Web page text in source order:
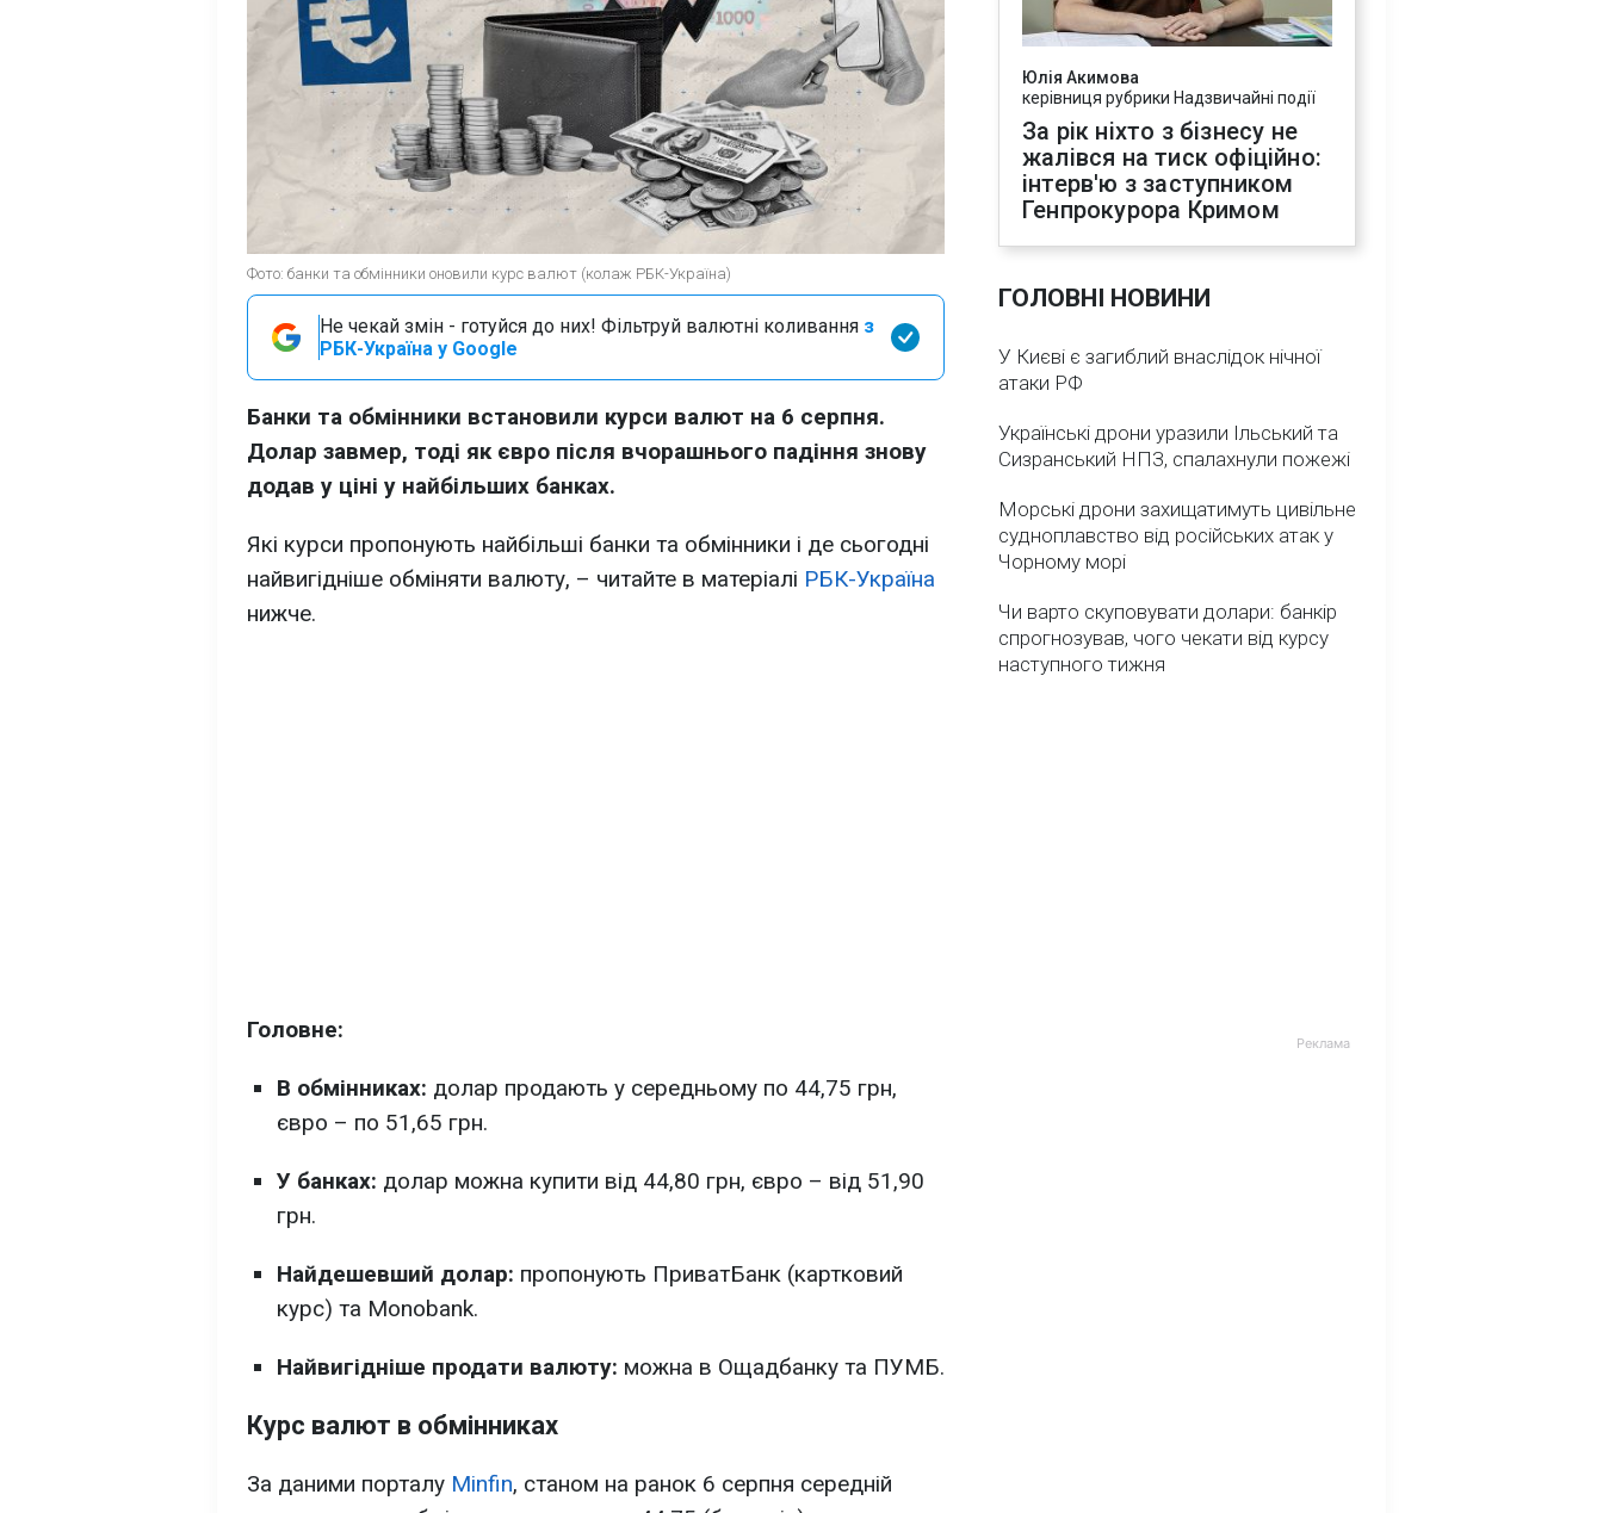
Фото: банки та обмінники оновили курс валют (колаж РБК-Україна)
Не чекай змін - готуйся до них! Фільтруй валютні коливання з
РБК-Україна у Google
Банки та обмінники встановили курси валют на 6 серпня.
Долар завмер, тоді як євро після вчорашнього падіння знову
додав у ціні у найбільших банках.
Які курси пропонують найбільші банки та обмінники і де сьогодні
найвигідніше обміняти валюту, – читайте в матеріалі РБК-Україна
нижче.
Головне:
В обмінниках: долар продають у середньому по 44,75 грн,
євро – по 51,65 грн.
У банках: долар можна купити від 44,80 грн, євро – від 51,90
грн.
Найдешевший долар: пропонують ПриватБанк (картковий
курс) та Monobank.
Найвигідніше продати валюту: можна в Ощадбанку та ПУМБ.
Курс валют в обмінниках
За даними порталу Minfin, станом на ранок 6 серпня середній
Юлія Акимова
керівниця рубрики Надзвичайні події
За рік ніхто з бізнесу не
жалівся на тиск офіційно:
інтерв'ю з заступником
Генпрокурора Кримом
ГОЛОВНІ НОВИНИ
У Києві є загиблий внаслідок нічної
атаки РФ
Українські дрони уразили Ільський та
Сизранський НПЗ, спалахнули пожежі
Морські дрони захищатимуть цивільне
судноплавство від російських атак у
Чорному морі
Чи варто скуповувати долари: банкір
спрогнозував, чого чекати від курсу
наступного тижня